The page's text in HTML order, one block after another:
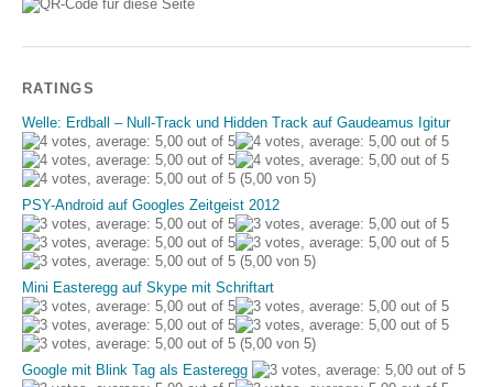
RATINGS
Welle: Erdball – Null-Track und Hidden Track auf Gaudeamus Igitur
(5,00 von 5)
PSY-Android auf Googles Zeitgeist 2012
(5,00 von 5)
Mini Easteregg auf Skype mit Schriftart
(5,00 von 5)
Google mit Blink Tag als Easteregg